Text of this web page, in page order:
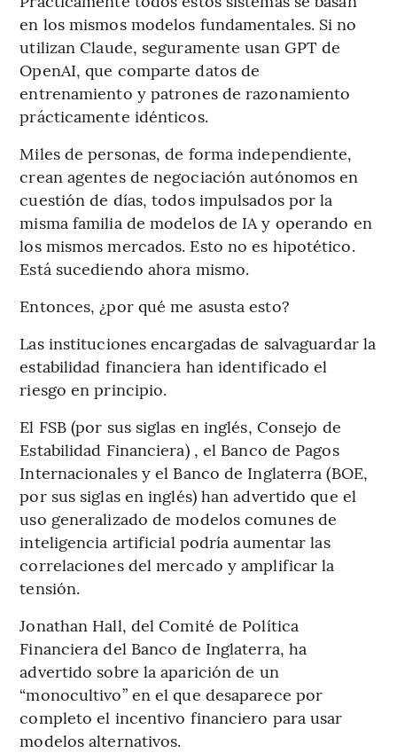
en los mismos modelos fundamentales. Si no
utilizan Claude, seguramente usan GPT de
OpenAI, que comparte datos de
entrenamiento y patrones de razonamiento
prácticamente idénticos.
Miles de personas, de forma independiente,
crean agentes de negociación autónomos en
cuestión de días, todos impulsados ​​por la
misma familia de modelos de IA y operando en
los mismos mercados. Esto no es hipotético.
Está sucediendo ahora mismo.
Entonces, ¿por qué me asusta esto?
Las instituciones encargadas de salvaguardar la
estabilidad financiera han identificado el
riesgo en principio.
El FSB (por sus siglas en inglés, Consejo de
Estabilidad Financiera) , el Banco de Pagos
Internacionales y el Banco de Inglaterra (BOE,
por sus siglas en inglés) han advertido que el
uso generalizado de modelos comunes de
inteligencia artificial podría aumentar las
correlaciones del mercado y amplificar la
tensión.
Jonathan Hall, del Comité de Política
Financiera del Banco de Inglaterra, ha
advertido sobre la aparición de un
“monocultivo” en el que desaparece por
completo el incentivo financiero para usar
modelos alternativos.